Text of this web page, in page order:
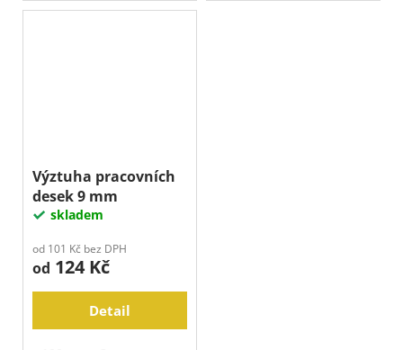
Výztuha pracovních
desek 9 mm
skladem
od 101 Kč bez DPH
od 124 Kč
Detail